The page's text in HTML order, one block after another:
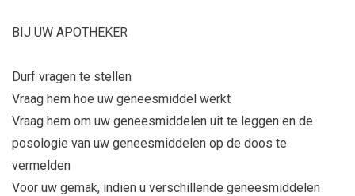
BIJ UW APOTHEKER
Durf vragen te stellen
Vraag hem hoe uw geneesmiddel werkt
Vraag hem om uw geneesmiddelen uit te leggen en de
posologie van uw geneesmiddelen op de doos te
vermelden
Voor uw gemak, indien u verschillende geneesmiddelen